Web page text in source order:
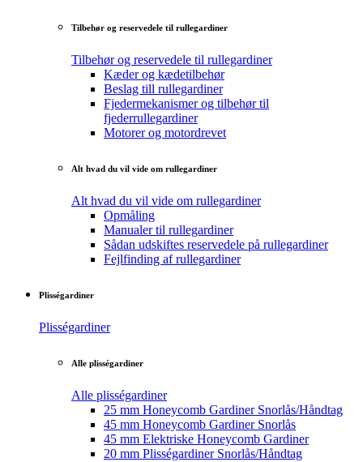
Tilbehør og reservedele til rullegardiner
Tilbehør og reservedele til rullegardiner
Kæder og kædetilbehør
Beslag till rullegardiner
Fjedermekanismer og tilbehør til
fjederrullegardiner
Motorer og motordrevet
Alt hvad du vil vide om rullegardiner
Alt hvad du vil vide om rullegardiner
Opmåling
Manualer til rullegardiner
Sådan udskiftes reservedele på rullegardiner
Fejlfinding af rullegardiner
Plisségardiner
Plisségardiner
Alle plisségardiner
Alle plisségardiner
25 mm Honeycomb Gardiner Snorlås/Håndtag
45 mm Honeycomb Gardiner Snorlås
45 mm Elektriske Honeycomb Gardiner
20 mm Plisségardiner Snorlås/Håndtag